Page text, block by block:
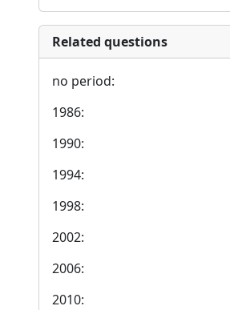
Related questions
no period:
1986:
1990:
1994:
1998:
2002:
2006:
2010: